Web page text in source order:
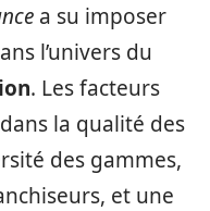
a su imposer
l’univers du
. Les facteurs
la qualité des
des gammes,
et une